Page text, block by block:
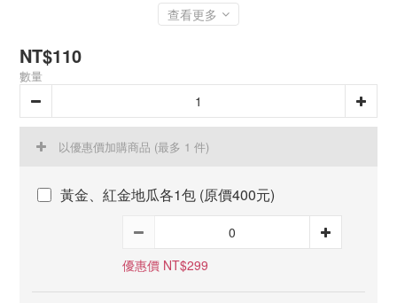
查看更多
NT$110
數量
以優惠價加購商品 (最多 1 件)
黃金、紅金地瓜各1包 (原價400元)
優惠價 NT$299